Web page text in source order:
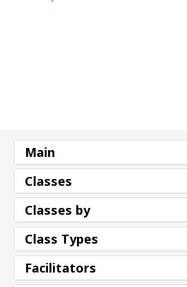
Main
Classes
Classes by
Class Types
Facilitators